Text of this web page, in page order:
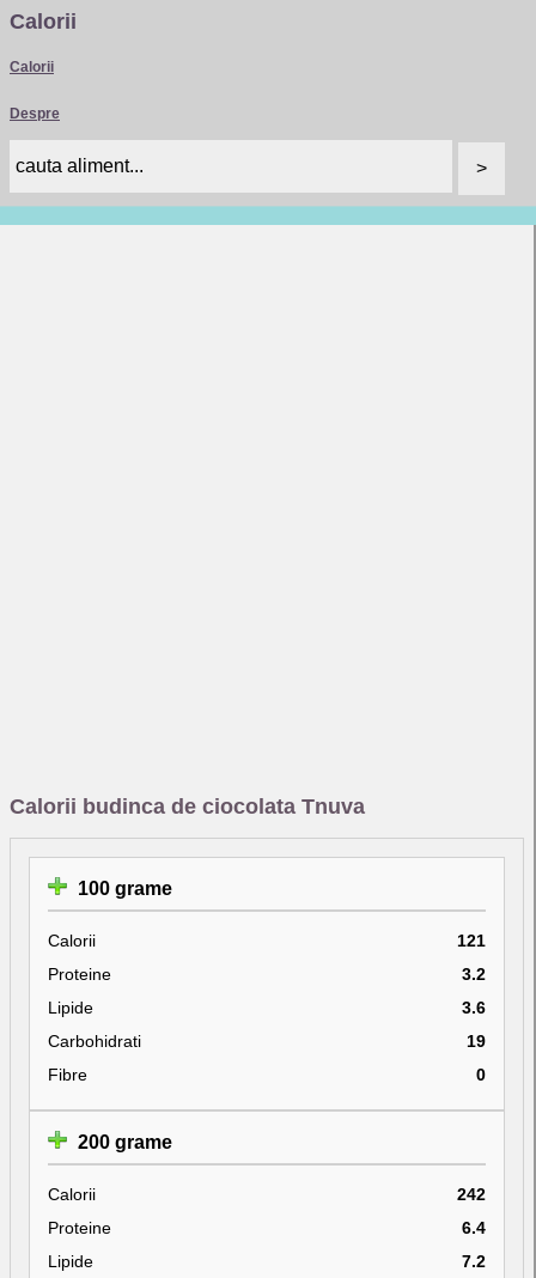
Calorii
Calorii
Despre
Calorii budinca de ciocolata Tnuva
100 grame
Calorii
121
Proteine
3.2
Lipide
3.6
Carbohidrati
19
Fibre
0
200 grame
Calorii
242
Proteine
6.4
Lipide
7.2